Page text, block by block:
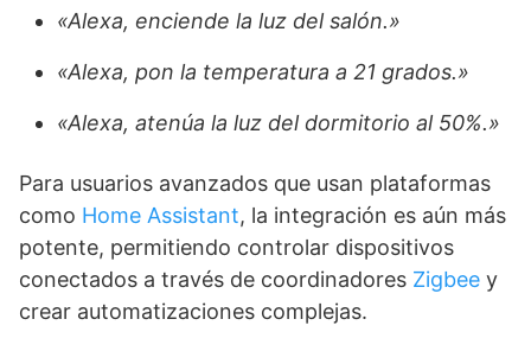
«Alexa, enciende la luz del salón.»
«Alexa, pon la temperatura a 21 grados.»
«Alexa, atenúa la luz del dormitorio al 50%.»
Para usuarios avanzados que usan plataformas
como Home Assistant, la integración es aún más
potente, permitiendo controlar dispositivos
conectados a través de coordinadores Zigbee y
crear automatizaciones complejas.